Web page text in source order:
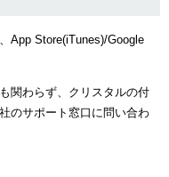
App Store(iTunes)/Google
関わらず、クリスタルの付
のサポート窓口に問い合わ